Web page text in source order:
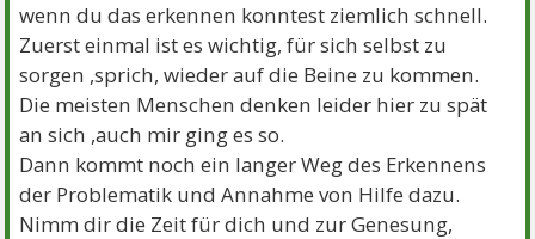
wenn du das erkennen konntest ziemlich schnell.
Zuerst einmal ist es wichtig, für sich selbst zu
sorgen ,sprich, wieder auf die Beine zu kommen.
Die meisten Menschen denken leider hier zu spät
an sich ,auch mir ging es so.
Dann kommt noch ein langer Weg des Erkennens
der Problematik und Annahme von Hilfe dazu.
Nimm dir die Zeit für dich und zur Genesung,